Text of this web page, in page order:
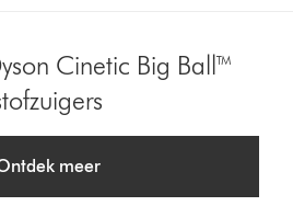
Cinetic Big Ball™
meer